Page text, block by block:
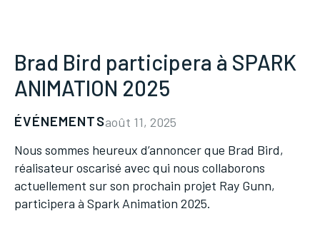
Brad Bird participera à SPARK
ANIMATION 2025
ÉVÉNEMENTSaoût 11, 2025
Nous sommes heureux d’annoncer que Brad Bird,
réalisateur oscarisé avec qui nous collaborons
actuellement sur son prochain projet Ray Gunn,
participera à Spark Animation 2025.